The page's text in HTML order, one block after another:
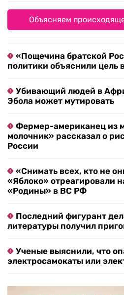
Объясняем
«Пощечина братской
политики объяснили цель
Убивающий людей в
Эбола может мутировать
Фермер-американец из
молочник» рассказал о
России
«Снимать всех, кто не
«Яблоко» отреагировали
«Родины» в ВС РФ
Последний фигурант
литературы получил
Ученые выяснили, что
электросамокаты или